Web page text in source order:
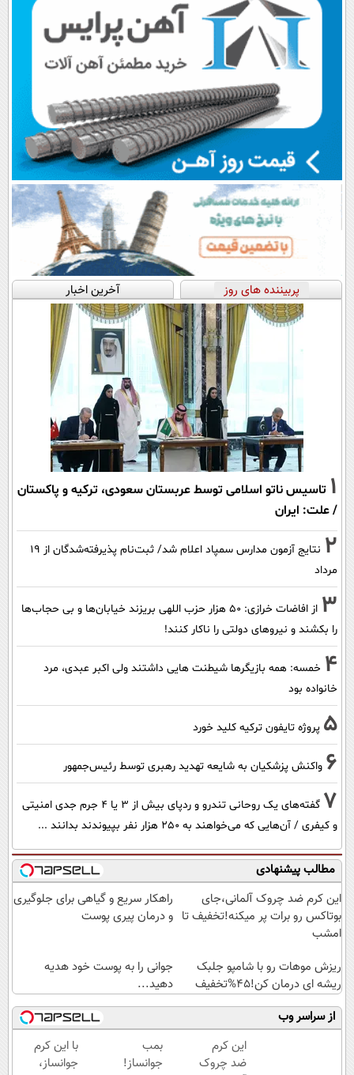
پربیننده های روز آخرین اخبار
1 تاسیس ناتو اسلامی توسط عربستان سعودی، ترکیه و پاکستان
/ علت: ایران
2
نتایج آزمون مدارس سمپاد اعلام شد/ ثبت‌نام پذیرفته‌شدگان از ۱۹
مرداد
3
از افاضات خرازی: ۵۰ هزار حزب اللهی بریزند خیابان‌ها و بی حجاب‌ها
را بکشند و نیرو‌های دولتی را ناکار کنند!
4 خمسه: همه بازیگرها شیطنت هایی داشتند ولی اکبر عبدی، مرد
خانواده بود
5 پروژه تایفون ترکیه کلید خورد
6 واکنش پزشکیان به شایعه تهدید رهبری توسط رئیس‌جمهور
7
گفته‌های یک روحانی تندرو و ردپای بیش از ۳ یا ۴ جرم جدی امنیتی
و کیفری / آن‌هایی که می‌خواهند به ۲۵۰ هزار نفر بپیوندند بدانند ...
مطالب پیشنهادی
این کرم ضد چروک آلمانی،جای
بوتاکس رو برات پر میکنه!تخفیف تا
امشب
راهکار سریع و گیاهی برای جلوگیری
و درمان پیری پوست
ریزش موهات رو با شامپو جلبک
ریشه ای درمان کن!45%تخفیف
جوانی را به پوست خود هدیه
دهید...
از سراسر وب
این کرم
ضد چروک
بمب
جوانساز!
با این کرم
جوانساز،